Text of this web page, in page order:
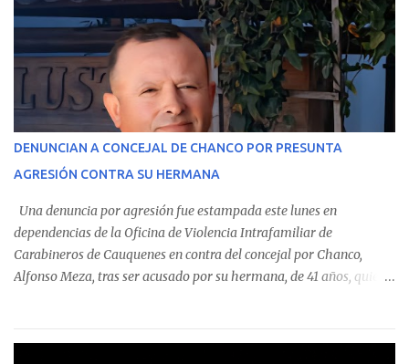
estableció que estos funcionarios —quienes administran o
custodian fondos públicos— efectuaron transacciones por un
monto total de $116.075.918 entre enero de 2024 y junio de 2025.
En el detalle regional, se indica que en la comuna de Cauquenes se
identificó a cuatro funcionarios involucrados en este tipo de
operaciones. Asimismo, se precisa que uno de los casos
corresponde a un funcionario de la Municipalidad de Chanco,
detectaron incumplimientos a la normativa vigente. El informe
precisa que la mayor cantidad de dinero apostado se registró en
Talca, donde...
DENUNCIAN A CONCEJAL DE CHANCO POR PRESUNTA
AGRESIÓN CONTRA SU HERMANA
Una denuncia por agresión fue estampada este lunes en
dependencias de la Oficina de Violencia Intrafamiliar de
Carabineros de Cauquenes en contra del concejal por Chanco,
Alfonso Meza, tras ser acusado por su hermana, de 41 años, quien
relató que los hechos ocurrieron cerca de las 11:30 horas en el